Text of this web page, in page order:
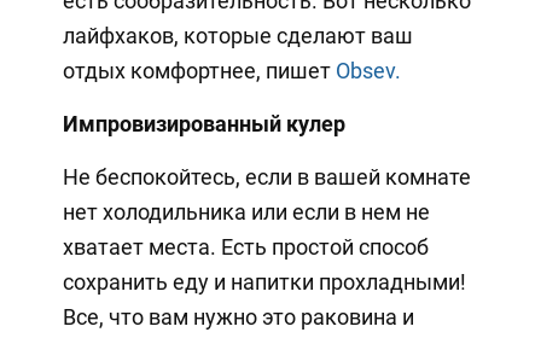
лайфхаков, которые сделают ваш
отдых комфортнее, пишет Obsev.
Импровизированный кулер
Не беспокойтесь, если в вашей комнате
нет холодильника или если в нем не
хватает места. Есть простой способ
сохранить еду и напитки прохладными!
Все, что вам нужно это раковина и